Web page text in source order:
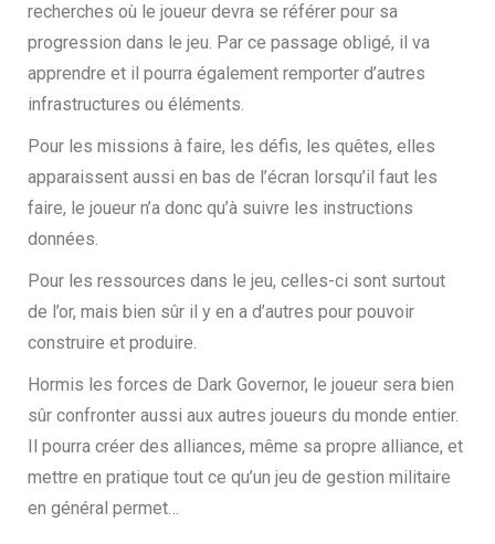
recherches où le joueur devra se référer pour sa
progression dans le jeu. Par ce passage obligé, il va
apprendre et il pourra également remporter d’autres
infrastructures ou éléments.
Pour les missions à faire, les défis, les quêtes, elles
apparaissent aussi en bas de l’écran lorsqu’il faut les
faire, le joueur n’a donc qu’à suivre les instructions
données.
Pour les ressources dans le jeu, celles-ci sont surtout
de l’or, mais bien sûr il y en a d’autres pour pouvoir
construire et produire.
Hormis les forces de Dark Governor, le joueur sera bien
sûr confronter aussi aux autres joueurs du monde entier.
Il pourra créer des alliances, même sa propre alliance, et
mettre en pratique tout ce qu’un jeu de gestion militaire
en général permet…